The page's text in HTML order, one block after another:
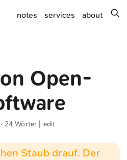
notes services about
Open-
24 Wörter | edit
Staub drauf. Der